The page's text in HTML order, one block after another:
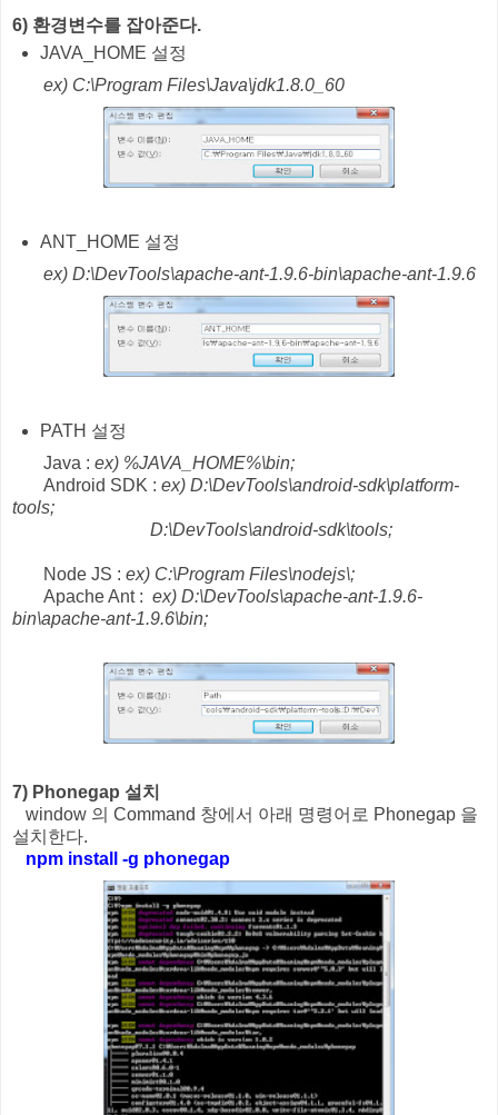
6) 환경변수를 잡아준다.
JAVA_HOME 설정
ex) C:\Program Files\Java\jdk1.8.0_60
ANT_HOME 설정
ex) D:\DevTools\apache-ant-1.9.6-bin\apache-ant-1.9.6
PATH 설정
Java : ex) %JAVA_HOME%\bin;
Android SDK : ex) D:\DevTools\android-sdk\platform-
tools;
D:\DevTools\android-sdk\tools;
Node JS : ex) C:\Program Files\nodejs\;
Apache Ant : ex) D:\DevTools\apache-ant-1.9.6-
bin\apache-ant-1.9.6\bin;
7) Phonegap 설치
window 의 Command 창에서 아래 명령어로 Phonegap 을
설치한다.
npm install -g phonegap